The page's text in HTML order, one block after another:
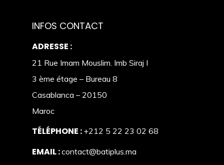
INFOS CONTACT
ADRESSE :
21 Rue Imam Mouslim. Imb Siraj I
3 ème étage – Bureau 8
Casablanca – 20150
Maroc
TÉLÉPHONE : +212 5 22 23 02 68
EMAIL :contact@batiplus.ma